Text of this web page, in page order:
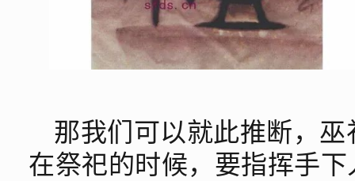
那我们可以就此推断，
在祭祀的时候，要指挥手